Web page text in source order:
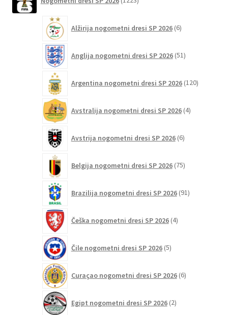
izdelkov
Alžirija nogometni dresi SP 2026 6izdelkov
Anglija nogometni dresi SP 2026 51izdelkov
Argentina nogometni dresi SP 2026 120izdelkov
Avstralija nogometni dresi SP 2026 4izdelki
Avstrija nogometni dresi SP 2026 6izdelkov
Belgija nogometni dresi SP 2026 75izdelkov
Brazilija nogometni dresi SP 2026 91izdelkov
Češka nogometni dresi SP 2026 4izdelki
Čile nogometni dresi SP 2026 5izdelkov
Curaçao nogometni dresi SP 2026 6izdelkov
Egipt nogometni dresi SP 2026 2izdelka